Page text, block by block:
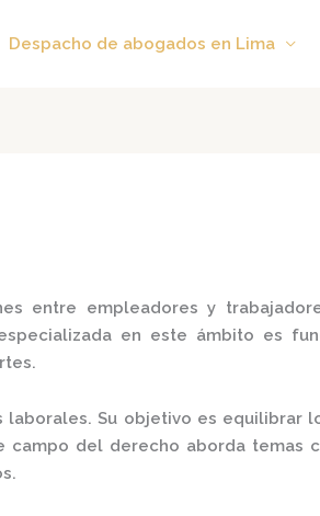
Despacho de abogados en Lima
entre empleadores y
en este ámbito es
laborales. Su objetivo es equilibrar
campo del derecho aborda temas